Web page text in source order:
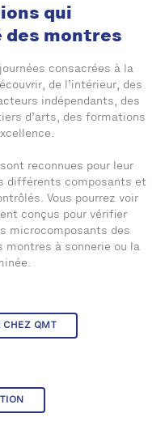
qui
montres
consacrées à la
de l’intérieur, des
indépendants, des
d’arts, des formations
reconnues pour leur
différents composants et
Vous pourrez voir
conçus pour vérifier
microcomposants des
montres à sonnerie ou la
CHEZ QMT